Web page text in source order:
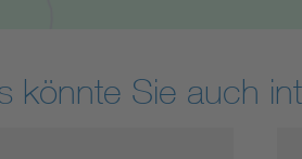
könnte Sie auch